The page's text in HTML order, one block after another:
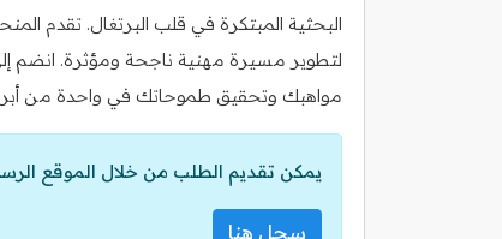
البحثية المبتكرة في قلب البرتغال. تقدم
لتطوير مسيرة مهنية ناجحة ومؤثرة. انضم
مواهبك وتحقيق طموحاتك في واحدة من أبرز
يمكن تقديم الطلب من خلال الموقع
سجل هنا